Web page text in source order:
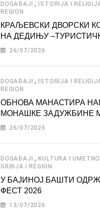
DOGAĐAJI , ISTORIJA I
REGION
КРАЉЕВСКИ ДВОРСКИ
НА ДЕДИЊУ
АТРАКЦИЈА
26/07/2026
DOGAĐAJI , ISTORIJA I
REGION
ОБНОВА МАНАСТИРА
МОНАШКЕ ЗАДУЖБИНЕ
СРБИЈЕ
26/07/2026
DOGAĐAJI ,KULTURA I
SRBIJA I REGION
У БАЈИНОЈ БАШТИ
ФЕСТ 2026
13/07/2026